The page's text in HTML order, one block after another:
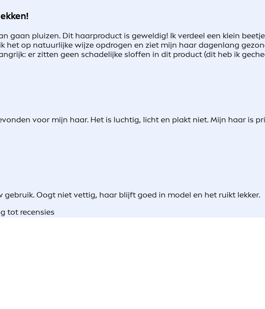
gaan pluizen. Dit haarproduct is geweldig! Ik verdeel een klein
het op natuurlijke wijze opdrogen en ziet mijn haar dagenlang
er zitten geen schadelijke sloffen in dit product (dit heb ik
voor mijn haar. Het is luchtig, licht en plakt niet. Mijn haar is
gebruik. Oogt niet vettig, haar blijft goed in model en het ruikt lekker.
tot recensies